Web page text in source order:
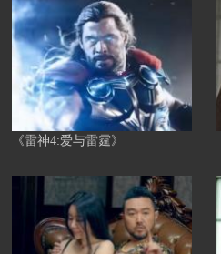
《雷神4:爱与雷霆》